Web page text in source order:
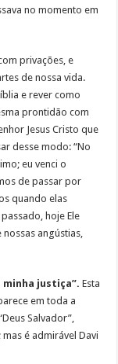
no momento em
privações, e
de nossa vida.
e rever como
prontidão com
Jesus Cristo que
desse modo: “No
eu venci o
de passar por
quando elas
hoje Ele
angústias,
minha justiça”. Esta
em toda a
Salvador”,
mas é admirável Davi